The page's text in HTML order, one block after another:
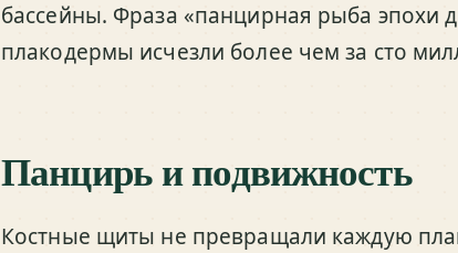
бассейны. Фраза «панцирная рыба эпохи
плакодермы исчезли более чем за сто
Панцирь и подвижность
Костные щиты не превращали каждую